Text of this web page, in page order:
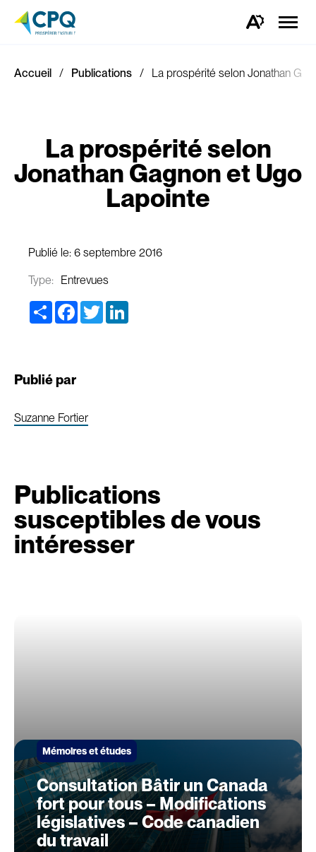
Ouvrez
d'accessibilité.
la
Accueil Publications La prospérité selon Jonathan
La prospérité selon
Jonathan Gagnon et Ugo
Lapointe
Publié le: 6 septembre 2016
Type: Entrevues
Share Facebook
Twitter
Publié par
Suzanne Fortier
Publications
susceptibles de vous
intéresser
Mémoires et études
Consultation Bâtir un Canada
fort pour tous – Modifications
législatives – Code canadien
du travail